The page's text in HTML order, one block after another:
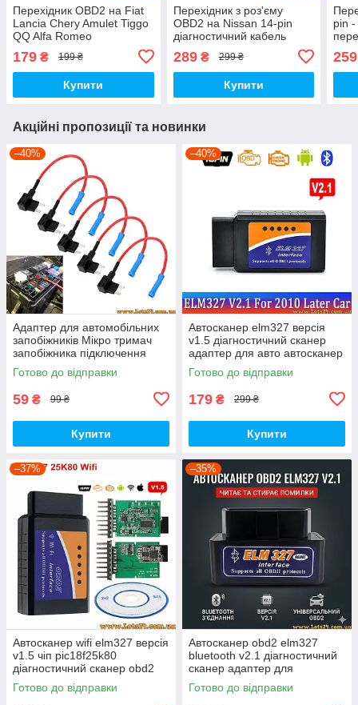
Перехідник OBD2 на Fiat
Lancia Chery Amulet Tiggo
QQ Alfa Romeo
подовжувач на фіат
179 ₴ 199 ₴
Купити
Перехідник з роз'єму
OBD2 на Nissan 14-pin
діагностичний кабель
289₴ 299 ₴
Купити
pin
259
Акційні пропозиції та новинки
–40%
Адаптер для автомобільних
запобіжників Мікро тримач
запобіжника підключення
додаткових пристроїв
високий струм до 20А
Готово до відправки
59 ₴ 99 ₴
Купити
–40%
Автосканер elm327 версія
v1.5 діагностичний сканер
адаптер для авто автосканер
obd2 elm327 v1.5 bluetooth
Готово до відправки
179 ₴ 299 ₴
Купити
–37%
Автосканер wifi elm327 версія
v1.5 чіп pic18f25k80
діагностичний сканер obd2
адаптер для діагностики авто
iphone ios айфон android
Готово до відправки
–35%
Автосканер obd2 elm327
bluetooth v2.1 діагностичний
сканер адаптер для
діагностики авто vag рено
bmw ваз ford сканер версія
Готово до відправки